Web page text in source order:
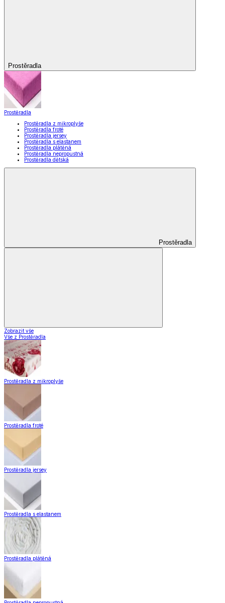
Prostěradla
Prostěradla
Prostěradla z mikroplyše
Prostěradla froté
Prostěradla jersey
Prostěradla s elastanem
Prostěradla plátěná
Prostěradla nepropustná
Prostěradla dětská
Prostěradla
Zobrazit vše
Vše z Prostěradla
Prostěradla z mikroplyše
Prostěradla froté
Prostěradla jersey
Prostěradla s elastanem
Prostěradla plátěná